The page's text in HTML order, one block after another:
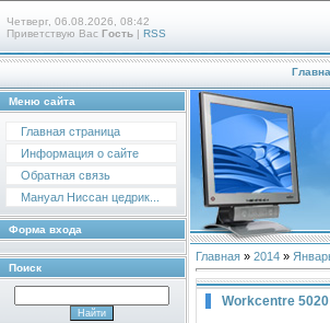
Четверг, 06.08.2026, 08:42
Приветствую Вас Гость | RSS
Меню сайта
Главная страница
Информация о сайте
Обратная связь
Мануал Ниссан цедрик...
Форма входа
Поиск
Главная » 2014 »
Workcentre